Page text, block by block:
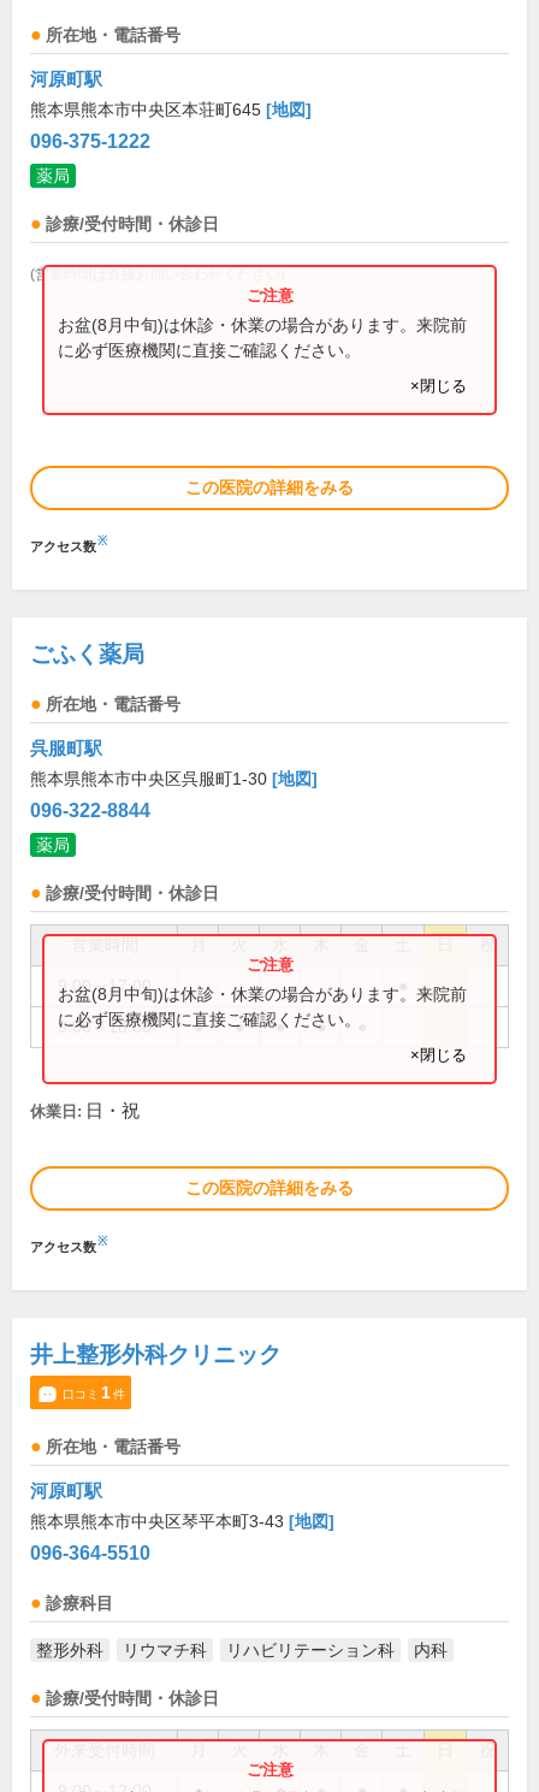
所在地・電話番号
河原町駅
熊本県熊本市中央区本荘町645 [地図]
096-375-1222
薬局
診療/受付時間・休診日
(営業時間は直接お問い合わせください)
お盆(8月中旬)は休診・休業の場合があります。来院前
に必ず医療機関に直接ご確認ください。
×閉じる
この医院の詳細をみる
アクセス数※
ごふく薬局
所在地・電話番号
呉服町駅
熊本県熊本市中央区呉服町1-30 [地図]
096-322-8844
薬局
診療/受付時間・休診日
祝
9:00～17:00
9:00～18:00 ● ● ● ●
お盆(8月中旬)は休診・休業の場合があります。来院前
に必ず医療機関に直接ご確認ください。
×閉じる
休業日: 日・祝
この医院の詳細をみる
アクセス数※
井上整形外科クリニック
口コミ 1件
所在地・電話番号
河原町駅
熊本県熊本市中央区琴平本町3-43 [地図]
096-364-5510
診療科目
整形外科 リウマチ科 リハビリテーション科 内科
診療/受付時間・休診日
祝